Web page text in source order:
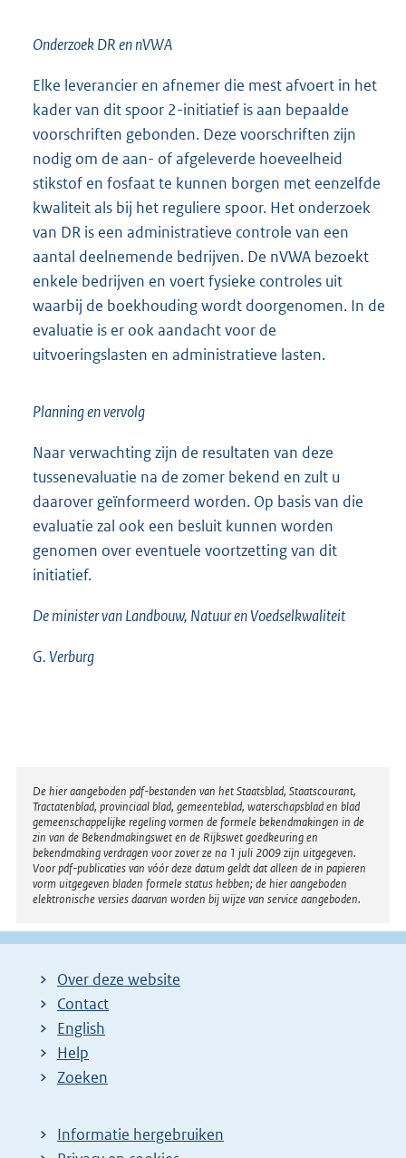
Onderzoek DR en nVWA
Elke leverancier en afnemer die mest afvoert in het
kader van dit spoor 2-initiatief is aan bepaalde
voorschriften gebonden. Deze voorschriften zijn
nodig om de aan- of afgeleverde hoeveelheid
stikstof en fosfaat te kunnen borgen met eenzelfde
kwaliteit als bij het reguliere spoor. Het onderzoek
van DR is een administratieve controle van een
aantal deelnemende bedrijven. De nVWA bezoekt
enkele bedrijven en voert fysieke controles uit
waarbij de boekhouding wordt doorgenomen. In de
evaluatie is er ook aandacht voor de
uitvoeringslasten en administratieve lasten.
Planning en vervolg
Naar verwachting zijn de resultaten van deze
tussenevaluatie na de zomer bekend en zult u
daarover geïnformeerd worden. Op basis van die
evaluatie zal ook een besluit kunnen worden
genomen over eventuele voortzetting van dit
initiatief.
De minister van Landbouw, Natuur en Voedselkwaliteit
G. Verburg
Disclaimer
De hier aangeboden pdf-bestanden van het Staatsblad, Staatscourant,
Tractatenblad, provinciaal blad, gemeenteblad, waterschapsblad en blad
gemeenschappelijke regeling vormen de formele bekendmakingen in de
zin van de Bekendmakingswet en de Rijkswet goedkeuring en
bekendmaking verdragen voor zover ze na 1 juli 2009 zijn uitgegeven.
Voor pdf-publicaties van vóór deze datum geldt dat alleen de in papieren
vorm uitgegeven bladen formele status hebben; de hier aangeboden
elektronische versies daarvan worden bij wijze van service aangeboden.
Over deze website
Contact
English
Help
Zoeken
Informatie hergebruiken